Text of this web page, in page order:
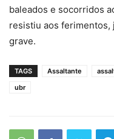
baleados e socorridos
resistiu aos ferimentos,
grave.
TAGS Assaltante
ubr